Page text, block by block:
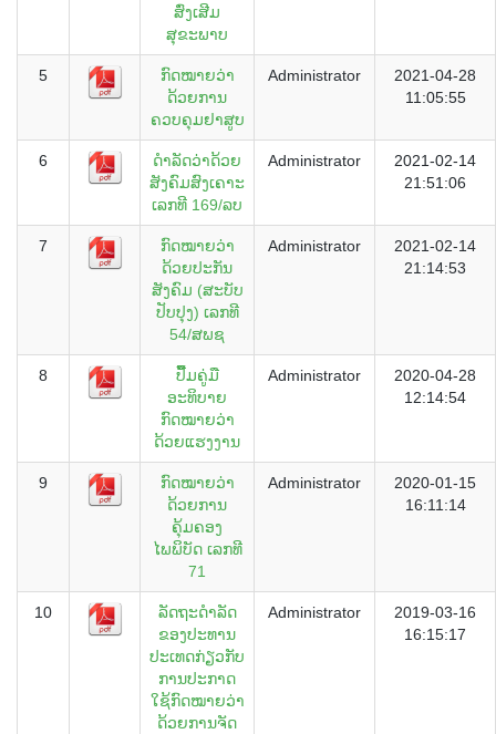
ສົ່ງເສີມ
ສຸຂະພາບ
5
ກົດໝາຍວ່າ
ດ້ວຍການ
ຄວບຄຸມຢາສູບ
Administrator
2021-04-28
11:05:55
6
ດຳລັດວ່າດ້ວຍ
ສັງຄົມສົງເຄາະ
ເລກທີ 169/ລບ
Administrator
2021-02-14
21:51:06
7
ກົດໝາຍວ່າ
ດ້ວຍປະກັນ
ສັງຄົມ (ສະບັບ
ປັບປຸງ) ເລກທີ
54/ສພຊ
Administrator
2021-02-14
21:14:53
8
ປືື້ມຄູ່ມື
ອະທິບາຍ
ກົດໝາຍວ່າ
ດ້ວຍແຮງງານ
Administrator
2020-04-28
12:14:54
9
ກົດໝາຍວ່າ
ດ້ວຍການ
ຄຸ້ມຄອງ
ໄພພິບັດ ເລກທີ
71
Administrator
2020-01-15
16:11:14
10
ລັດຖະດຳລັດ
ຂອງປະທານ
ປະເທດກ່ຽວກັບ
ການປະກາດ
ໃຊ້ກົດໝາຍວ່າ
ດ້ວຍການຈັດ
Administrator
2019-03-16
16:15:17